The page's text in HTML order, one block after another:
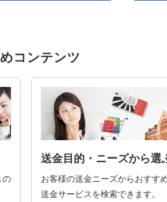
コンテンツ
の
送金目的・ニーズから選
お客様の送金ニーズからおすす
送金サービスを検索できます。